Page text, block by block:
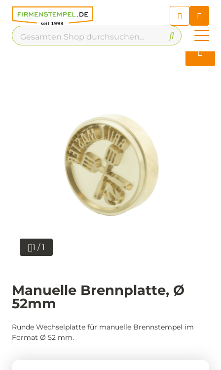
Chatbot
Chatten Sie 24/7 mit unserem
hilfreichen Chatbot
Kontakt
1 / 1
Manuelle Brennplatte, Ø
52mm
Runde Wechselplatte für manuelle Brennstempel im
Format Ø 52 mm.